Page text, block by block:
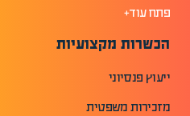
פתח עוד+
הכשרות מקצועיות
ייעוץ פנסיוני
מזכירות משפטית